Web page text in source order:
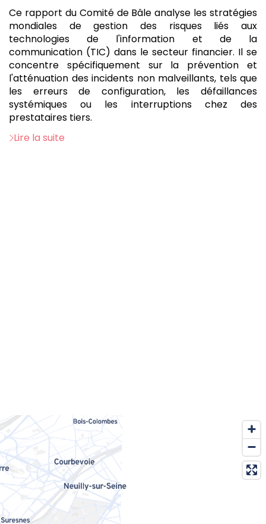
Ce rapport du Comité de Bâle analyse les stratégies
mondiales de gestion des risques liés aux
technologies de l'information et de la
communication (TIC) dans le secteur financier. Il se
concentre spécifiquement sur la prévention et
l'atténuation des incidents non malveillants, tels que
les erreurs de configuration, les défaillances
systémiques ou les interruptions chez des
prestataires tiers.
Lire la suite